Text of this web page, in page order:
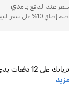
عند الدفع بـمدي
10% على سعر البيع